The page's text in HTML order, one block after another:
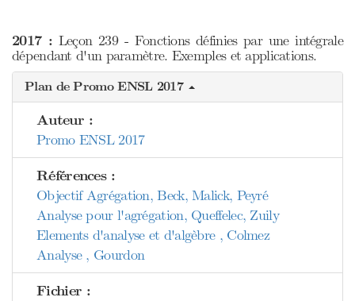
2017 : Leçon 239 - Fonctions définies par une intégrale
dépendant d'un paramètre. Exemples et applications.
Plan de Promo ENSL 2017
Auteur :
Promo ENSL 2017
Références :
Objectif Agrégation, Beck, Malick, Peyré
Analyse pour l'agrégation, Queffelec, Zuily
Elements d'analyse et d'algèbre , Colmez
Analyse , Gourdon
Fichier :